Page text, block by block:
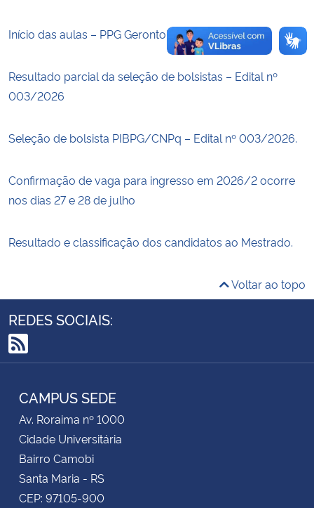
Início das aulas – PPG Gerontologia
Resultado parcial da seleção de bolsistas – Edital nº
003/2026
Seleção de bolsista PIBPG/CNPq – Edital nº 003/2026.
Confirmação de vaga para ingresso em 2026/2 ocorre
nos dias 27 e 28 de julho
Resultado e classificação dos candidatos ao Mestrado.
Voltar ao topo
REDES SOCIAIS:
RSS
CAMPUS SEDE
Av. Roraima nº 1000
Cidade Universitária
Bairro Camobi
Santa Maria - RS
CEP: 97105-900